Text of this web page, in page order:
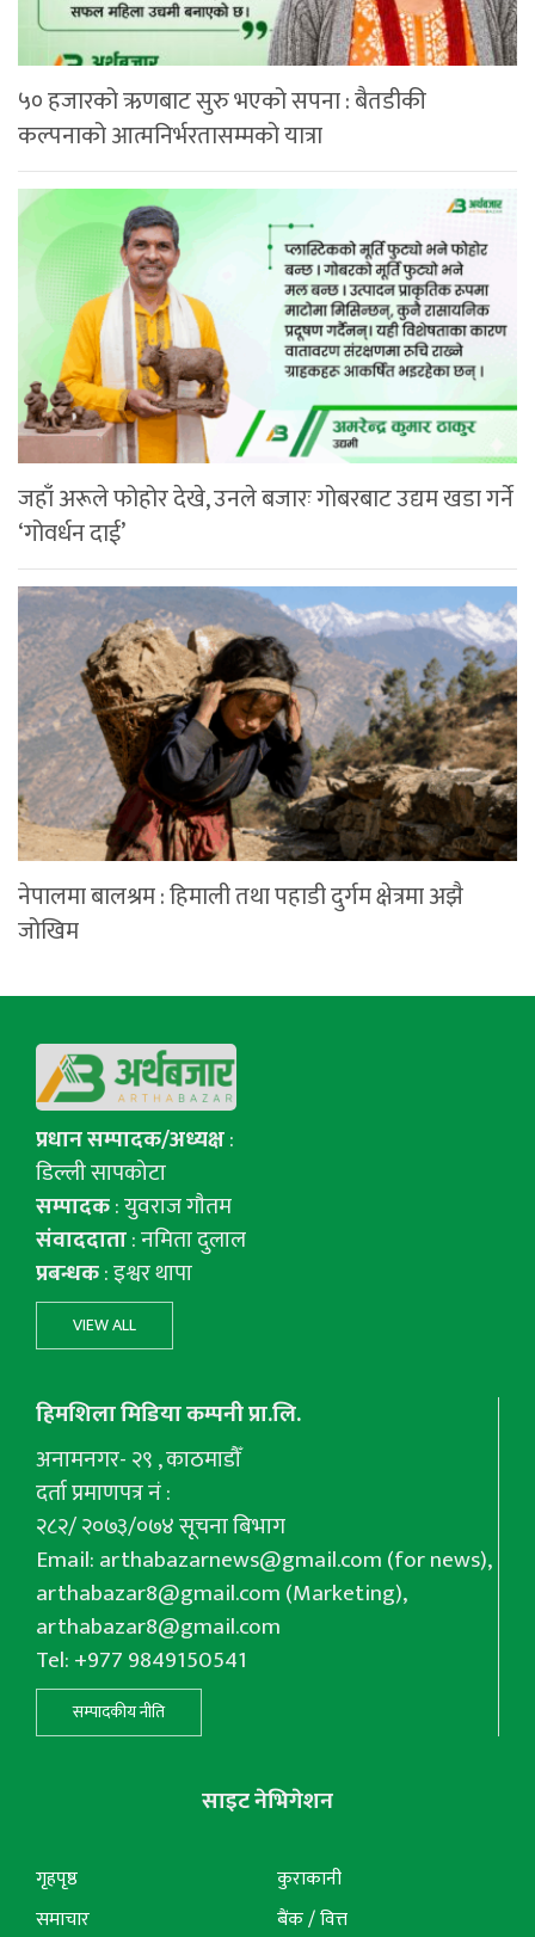
५० हजारको ऋणबाट सुरु भएको सपना : बैतडीकी
कल्पनाको आत्मनिर्भरतासम्मको यात्रा
जहाँ अरूले फोहोर देखे, उनले बजारः गोबरबाट उद्यम खडा गर्ने
‘गोवर्धन दाई’
नेपालमा बालश्रम : हिमाली तथा पहाडी दुर्गम क्षेत्रमा अझै
जोखिम
प्रधान सम्पादक/अध्यक्ष:
डिल्ली सापकोटा
सम्पादक: युवराज गाैतम
संवाददाता: नमिता दुलाल
प्रबन्धक: इश्वर थापा
VIEW ALL
हिमशिला मिडिया कम्पनी प्रा.लि.
अनामनगर- २९ , काठमाडौँ
दर्ता प्रमाणपत्र नं :
२८२/ २०७३/०७४ सूचना बिभाग
Email:arthabazarnews@gmail.com(for news),
arthabazar8@gmail.com(Marketing),
arthabazar8@gmail.com
Tel: +977 9849150541
सम्पादकीय नीति
साइट नेभिगेशन
गृहपृष्ठ
समाचार
कुराकानी
बैंक / वित्त